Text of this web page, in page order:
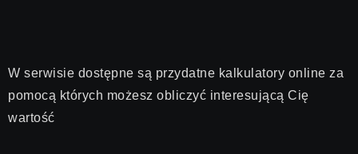
W serwisie dostępne są przydatne kalkulatory online za
pomocą których możesz obliczyć interesującą Cię
wartość